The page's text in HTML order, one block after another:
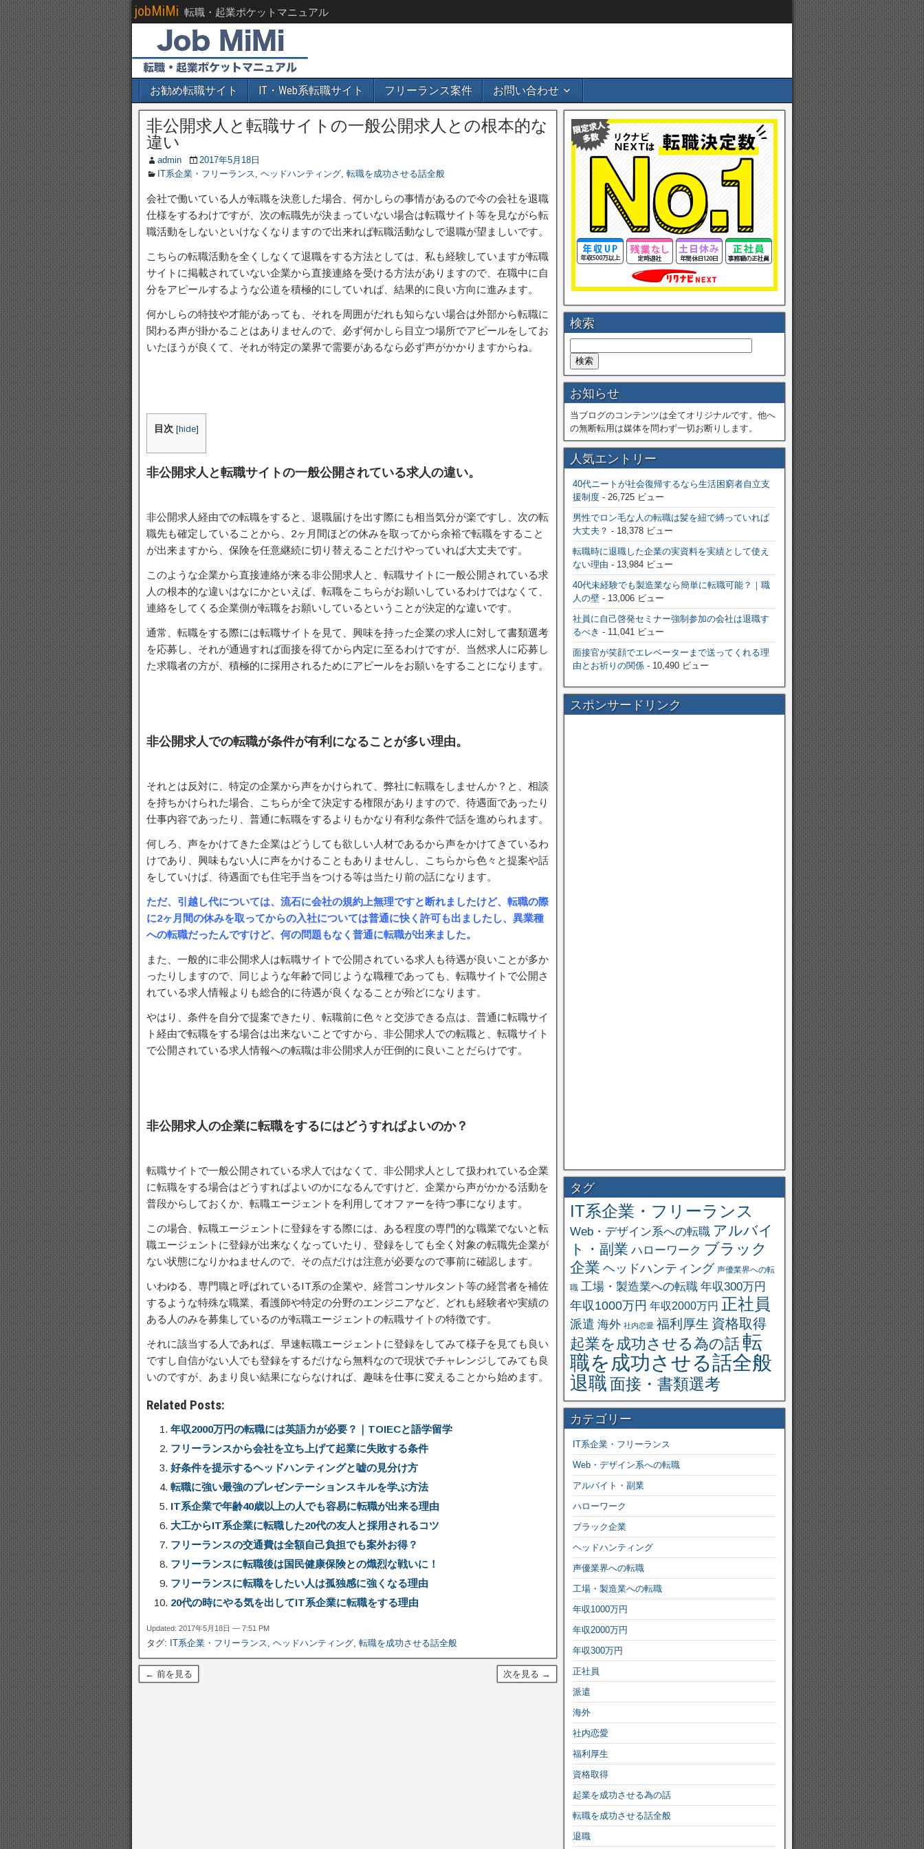
jobMiMi 転職・起業ポケットマニュアル
お勧め転職サイト IT・Web系転職サイト フリーランス案件 お問い合わせ
非公開求人と転職サイトの一般公開求人との根本的な
違い
admin
2017年5月18日
IT系企業・フリーランス, ヘッドハンティング, 転職を成功させる話全般
会社で働いている人が転職を決意した場合、何かしらの事情があるので今の会社を退職
仕様をするわけですが、次の転職先が決まっていない場合は転職サイト等を見ながら転
職活動をしないといけなくなりますので出来れば転職活動なしで退職が望ましいです。
こちらの転職活動を全くしなくて退職をする方法としては、私も経験していますが転職
サイトに掲載されていない企業から直接連絡を受ける方法がありますので、在職中に自
分をアピールするような公道を積極的にしていれば、結果的に良い方向に進みます。
何かしらの特技や才能があっても、それを周囲がだれも知らない場合は外部から転職に
関わる声が掛かることはありませんので、必ず何かしら目立つ場所でアピールをしてお
いたほうが良くて、それが特定の業界で需要があるなら必ず声がかかりますからね。
目次 [hide]
非公開求人と転職サイトの一般公開されている求人の違い。
非公開求人経由での転職をすると、退職届けを出す際にも相当気分が楽ですし、次の転
職先も確定していることから、2ヶ月間ほどの休みを取ってから余裕で転職をすること
が出来ますから、保険を任意継続に切り替えることだけやっていれば大丈夫です。
このような企業から直接連絡が来る非公開求人と、転職サイトに一般公開されている求
人の根本的な違いはなにかといえば、転職をこちらがお願いしているわけではなくて、
連絡をしてくる企業側が転職をお願いしているということが決定的な違いです。
通常、転職をする際には転職サイトを見て、興味を持った企業の求人に対して書類選考
を応募し、それが通過すれば面接を得てから内定に至るわけですが、当然求人に応募し
た求職者の方が、積極的に採用されるためにアピールをお願いをすることになります。
非公開求人での転職が条件が有利になることが多い理由。
それとは反対に、特定の企業から声をかけられて、弊社に転職をしませんか？と、相談
を持ちかけられた場合、こちらが全て決定する権限がありますので、待遇面であったり
仕事内容であったり、普通に転職をするよりもかなり有利な条件で話を進められます。
何しろ、声をかけてきた企業はどうしても欲しい人材であるから声をかけてきているわ
けであり、興味もない人に声をかけることもありませんし、こちらから色々と提案や話
をしていけば、待遇面でも住宅手当をつける等は当たり前の話になります。
ただ、引越し代については、流石に会社の規約上無理ですと断れましたけど、転職の際
に2ヶ月間の休みを取ってからの入社については普通に快く許可も出ましたし、異業種
への転職だったんですけど、何の問題もなく普通に転職が出来ました。
また、一般的に非公開求人は転職サイトで公開されている求人も待遇が良いことが多か
ったりしますので、同じような年齢で同じような職種であっても、転職サイトで公開さ
れている求人情報よりも総合的に待遇が良くなることが殆どになります。
やはり、条件を自分で提案できたり、転職前に色々と交渉できる点は、普通に転職サイ
ト経由で転職をする場合は出来ないことですから、非公開求人での転職と、転職サイト
で公開されている求人情報への転職は非公開求人が圧倒的に良いことだらけです。
非公開求人の企業に転職をするにはどうすればよいのか？
転職サイトで一般公開されている求人ではなくて、非公開求人として扱われている企業
に転職をする場合はどうすればよいのかになるんですけど、企業から声がかかる活動を
普段からしておくか、転職エージェントを利用してオファーを待つ事になります。
この場合、転職エージェントに登録をする際には、ある程度の専門的な職業でないと転
職エージェントに登録が出来なくなっていたり、登録をしても全く対象の転職先企業が
ない状態になりかねませんので、その点だけは注意が必要なので事前に確認します。
いわゆる、専門職と呼ばれているIT系の企業や、経営コンサルタント等の経営者を補佐
するような特殊な職業、看護師や特定の分野のエンジニアなど、どれも経験者や実績の
ある人のみを募集しているのが転職エージェントの転職サイトの特徴です。
それに該当する人であれば、早速転職エージェントに登録をしてみて様子を見ても良い
ですし自信がない人でも登録をするだけなら無料なので現状でチャレンジしてみても良
いのですが、あまり良い結果にならなければ、趣味を仕事に変えることから始めます。
Related Posts:
年収2000万円の転職には英語力が必要？｜TOIECと語学留学
フリーランスから会社を立ち上げて起業に失敗する条件
好条件を提示するヘッドハンティングと嘘の見分け方
転職に強い最強のプレゼンテーションスキルを学ぶ方法
IT系企業で年齢40歳以上の人でも容易に転職が出来る理由
大工からIT系企業に転職した20代の友人と採用されるコツ
フリーランスの交通費は全額自己負担でも案外お得？
フリーランスに転職後は国民健康保険との熾烈な戦いに！
フリーランスに転職をしたい人は孤独感に強くなる理由
20代の時にやる気を出してIT系企業に転職をする理由
Updated: 2017年5月18日 — 7:51 PM
タグ: IT系企業・フリーランス, ヘッドハンティング, 転職を成功させる話全般
← 前を見る 次を見る →
検索
お知らせ
当ブログのコンテンツは全てオリジナルです。他へ
の無断転用は媒体を問わず一切お断りします。
人気エントリー
40代ニートが社会復帰するなら生活困窮者自立支
援制度- 26,725 ビュー
男性でロン毛な人の転職は髪を紐で縛っていれば
大丈夫？ - 18,378 ビュー
転職時に退職した企業の実資料を実績として使え
ない理由 - 13,984 ビュー
40代未経験でも製造業なら簡単に転職可能？｜職
人の壁- 13,006 ビュー
社員に自己啓発セミナー強制参加の会社は退職す
るべき - 11,041 ビュー
面接官が笑顔でエレベーターまで送ってくれる理
由とお祈りの関係- 10,490 ビュー
スポンサードリンク
タグ
IT系企業・フリーランス
Web・デザイン系への転職 アルバイ
ト・副業 ハローワーク ブラック
企業 ヘッドハンティング 声優業界への転
職 工場・製造業への転職 年収300万円
年収1000万円 年収2000万円 正社員
派遣 海外 社内恋愛 福利厚生 資格取得
起業を成功させる為の話転
職を成功させる話全般
退職面接・書類選考
カテゴリー
IT系企業・フリーランス
Web・デザイン系への転職
アルバイト・副業
ハローワーク
ブラック企業
ヘッドハンティング
声優業界への転職
工場・製造業への転職
年収1000万円
年収2000万円
年収300万円
正社員
派遣
海外
社内恋愛
福利厚生
資格取得
起業を成功させる為の話
転職を成功させる話全般
退職